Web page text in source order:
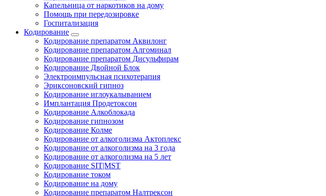
Капельница от наркотиков на дому
Помощь при передозировке
Госпитализация
Кодирование
Кодирование препаратом Аквилонг
Кодирование препаратом Алгоминал
Кодирование препаратом Дисульфирам
Кодирование Двойной Блок
Электроимпульсная психотерапия
Эриксоновский гипноз
Кодирование иглоукалыванием
Имплантация Продетоксон
Кодирование Алкоблокада
Кодирование гипнозом
Кодирование Колме
Кодирование от алкоголизма Актоплекс
Кодирование от алкоголизма на 3 года
Кодирование от алкоголизма на 5 лет
Кодирование SIT|MST
Кодирование током
Кодирование на дому
Кодирование препаратом Налтрексон